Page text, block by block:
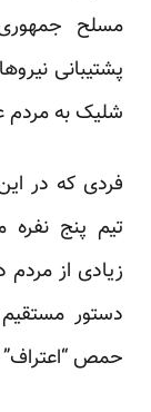
مسلح
پشتیبانی
شلیک به مردم
فردی که در
تیم پنج
زیادی از
دستور مستقیم
حمص